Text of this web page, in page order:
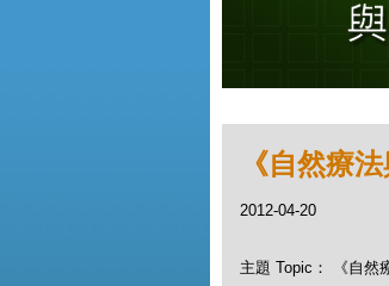
《自然療
2012-04-20
主題 Topic： 《自然